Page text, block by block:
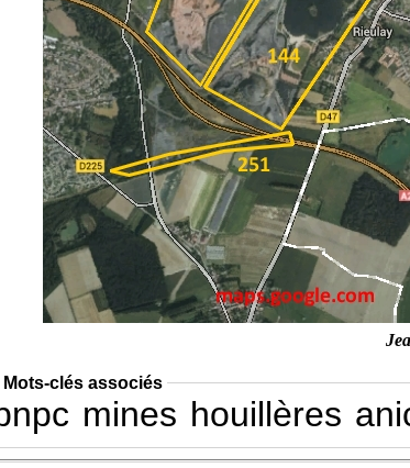
Mots-clés associés
mines houillères